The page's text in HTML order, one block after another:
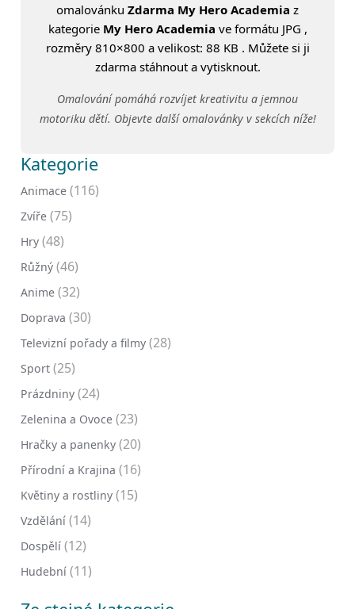
omalovánku Zdarma My Hero Academia z
kategorie My Hero Academia ve formátu JPG ,
rozměry 810×800 a velikost: 88 KB . Můžete si ji
zdarma stáhnout a vytisknout.
Omalování pomáhá rozvíjet kreativitu a jemnou
motoriku dětí. Objevte další omalovánky v sekcích níže!
Kategorie
Animace (116)
Zvíře (75)
Hry (48)
Růžný (46)
Anime (32)
Doprava (30)
Televizní pořady a filmy (28)
Sport (25)
Prázdniny (24)
Zelenina a Ovoce (23)
Hračky a panenky (20)
Přírodní a Krajina (16)
Květiny a rostliny (15)
Vzdělání (14)
Dospělí (12)
Hudební (11)